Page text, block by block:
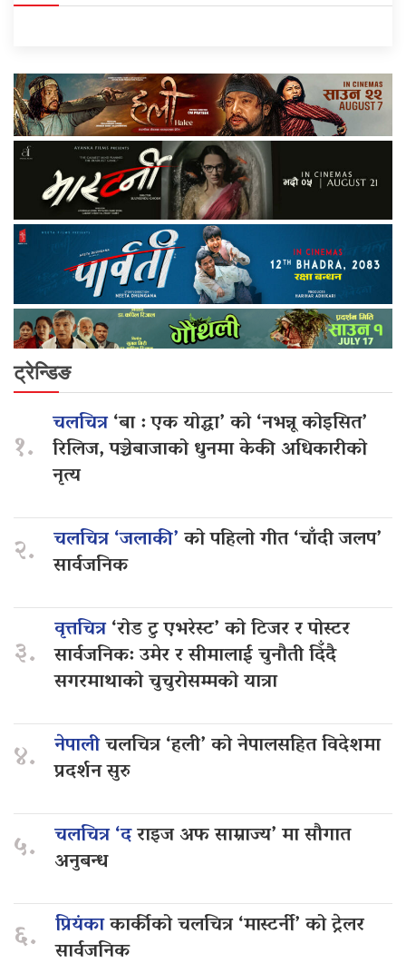
ट्रेन्डिङ
१.
चलचित्र‘बा : एक योद्धा’ को ‘नभन्नू कोइसित’
रिलिज, पञ्चेबाजाको धुनमा केकी अधिकारीको
नृत्य
२. चलचित्र ‘जलाकी’को पहिलो गीत ‘चाँदी जलप’
सार्वजनिक
३.
वृत्तचित्र‘रोड टु एभरेस्ट’ को टिजर र पोस्टर
सार्वजनिक: उमेर र सीमालाई चुनौती दिँदै
सगरमाथाको चुचुरोसम्मको यात्रा
४. नेपालीचलचित्र ‘हली’ को नेपालसहित विदेशमा
प्रदर्शन सुरु
५. चलचित्र ‘दराइज अफ साम्राज्य’ मा सौगात
अनुबन्ध
६. प्रियंकाकार्कीको चलचित्र ‘मास्टर्नी’ को ट्रेलर
सार्वजनिक